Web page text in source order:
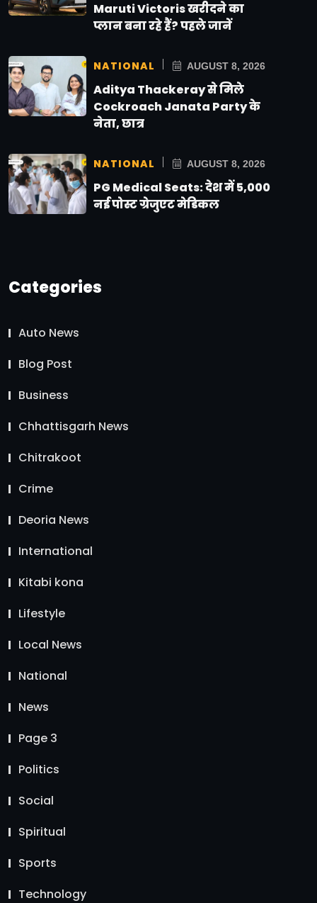
Maruti Victoris खरीदने का
प्लान बना रहे हैं? पहले जानें
NATIONAL AUGUST 8, 2026
Aditya Thackeray से मिले
Cockroach Janata Party के
नेता, छात्र
NATIONAL AUGUST 8, 2026
PG Medical Seats: देश में 5,000
नई पोस्ट ग्रेजुएट मेडिकल
Categories
Auto News
Blog Post
Business
Chhattisgarh News
Chitrakoot
Crime
Deoria News
International
Kitabi kona
Lifestyle
Local News
National
News
Page 3
Politics
Social
Spiritual
Sports
Technology